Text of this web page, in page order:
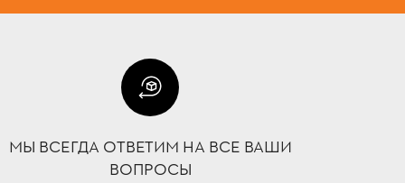
МЫ ВСЕГДА ОТВЕТИМ НА ВСЕ ВАШИ
ВОПРОСЫ